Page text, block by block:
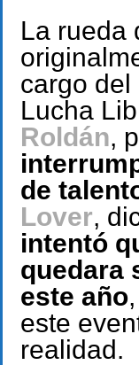
La rueda
cargo del
Lucha
Roldán,
de
Lover,
intentó
quedara
este año
este
realidad.